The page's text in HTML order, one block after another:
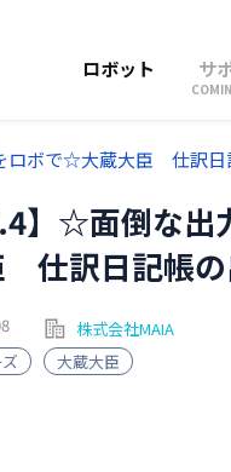
ロボット サ
ロボで☆大蔵大臣 仕訳
】☆面倒な
仕訳日記帳
株式会社MAIA
大蔵大臣